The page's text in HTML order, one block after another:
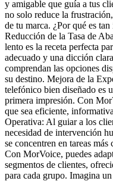
y amigable que guía a tus
no solo reduce la
de tu marca. ¿Por qué es
Reducción de la Tasa de
lento es la receta perfecta
adecuado y una dicción
comprendan las opciones
su destino. Mejora de la
telefónico bien diseñado es
primera impresión. Con
que sea eficiente,
Operativa: Al guiar a los
necesidad de intervención
se concentren en tareas
Con MorVoice, puedes
segmentos de clientes,
para cada grupo. Imagina